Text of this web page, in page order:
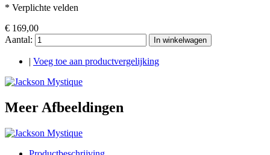
* Verplichte velden
€ 169,00
Aantal:
In winkelwagen
Voeg toe aan productvergelijking
Meer Afbeeldingen